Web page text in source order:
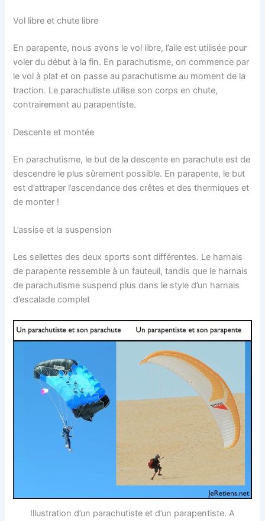
Vol libre et chute libre
En parapente, nous avons le vol libre, l’aile est utilisée pour
voler du début à la fin. En parachutisme, on commence par
le vol à plat et on passe au parachutisme au moment de la
traction. Le parachutiste utilise son corps en chute,
contrairement au parapentiste.
Descente et montée
En parachutisme, le but de la descente en parachute est de
descendre le plus sûrement possible. En parapente, le but
est d’attraper l’ascendance des crêtes et des thermiques et
de monter !
L’assise et la suspension
Les sellettes des deux sports sont différentes. Le harnais
de parapente ressemble à un fauteuil, tandis que le harnais
de parachutisme suspend plus dans le style d’un harnais
d’escalade complet
Illustration d’un parachutiste et d’un parapentiste. A